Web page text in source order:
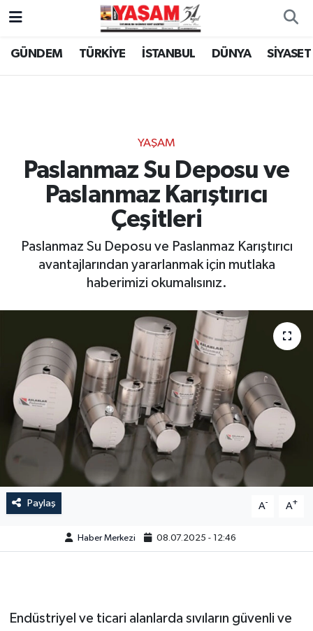
GÜNDEM TÜRKİYE İSTANBUL DÜNYA SİYASET
YAŞAM
Paslanmaz Su Deposu ve
Paslanmaz Karıştırıcı
Çeşitleri
Paslanmaz Su Deposu ve Paslanmaz Karıştırıcı
avantajlarından yararlanmak için mutlaka
haberimizi okumalısınız.
Paylaş A- A+
Haber Merkezi 08.07.2025 - 12:46
Endüstriyel ve ticari alanlarda sıvıların güvenli ve